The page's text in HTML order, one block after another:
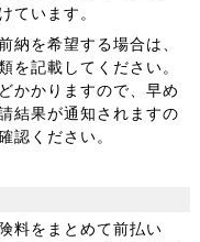
ています。
納を希望する場合は、
を記載してください。
かかりますので、早め
結果が通知されますの
認ください。
料をまとめて前払い